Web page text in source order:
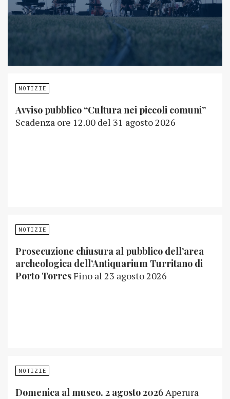
NOTIZIE
Avviso pubblico “Cultura nei piccoli comuni”
Scadenza ore 12.00 del 31 agosto 2026
NOTIZIE
Prosecuzione chiusura al pubblico dell’area
archeologica dell’Antiquarium Turritano di
Porto TorresFino al 23 agosto 2026
NOTIZIE
Domenica al museo. 2 agosto 2026Aperura